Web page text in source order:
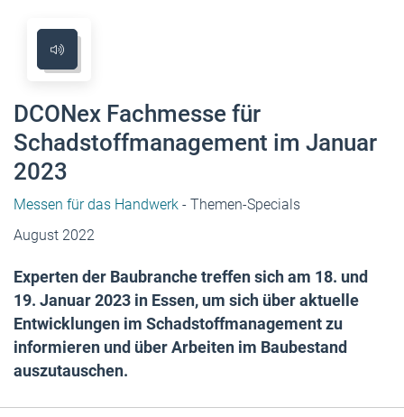
DCONex Fachmesse für
Schadstoffmanagement im Januar
2023
Messen für das Handwerk - Themen-Specials
August 2022
Experten der Baubranche treffen sich am 18. und
19. Januar 2023 in Essen, um sich über aktuelle
Entwicklungen im Schadstoffmanagement zu
informieren und über Arbeiten im Baubestand
auszutauschen.